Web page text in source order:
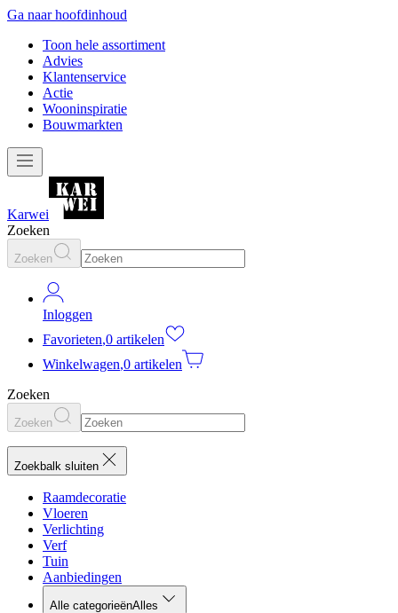
Ga naar hoofdinhoud
Toon hele assortiment
Advies
Klantenservice
Actie
Wooninspiratie
Bouwmarkten
Karwei
Zoeken
Zoeken
Inloggen
Favorieten,0 artikelen
Winkelwagen,0 artikelen
Zoeken
Zoeken
Zoekbalk sluiten
Raamdecoratie
Vloeren
Verlichting
Verf
Tuin
Aanbiedingen
Alle categorieënAlles